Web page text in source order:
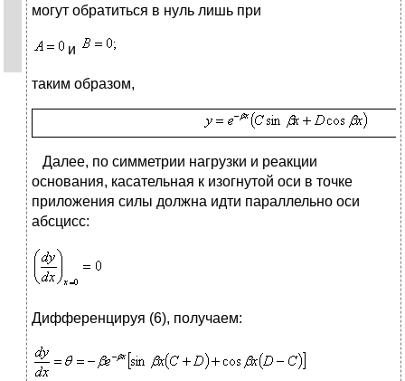
могут обратиться в нуль лишь при
и
таким образом,
Далее, по симметрии нагрузки и реакции
основания, касательная к изогнутой оси в точке
приложения силы должна идти параллельно оси
абсцисс:
Дифференцируя (6), получаем: